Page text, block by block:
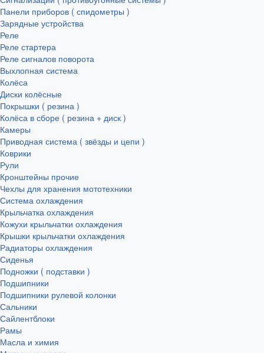
Панели приборов ( спидометры )
Зарядные устройства
Реле
Реле стартера
Реле сигналов поворота
Выхлопная система
Колёса
Диски колёсные
Покрышки ( резина )
Колёса в сборе ( резина + диск )
Камеры
Приводная система ( звёзды и цепи )
Коврики
Рули
Кронштейны прочие
Чехлы для хранения мототехники
Система охлаждения
Крыльчатка охлаждения
Кожухи крыльчатки охлаждения
Крышки крыльчатки охлаждения
Радиаторы охлаждения
Сиденья
Подножки ( подставки )
Подшипники
Подшипники рулевой колонки
Сальники
Сайлентблоки
Рамы
Масла и химия